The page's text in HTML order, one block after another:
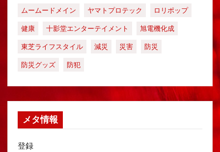
ムームードメイン
ヤマトプロテック
ロリポップ
健康
十影堂エンターテイメント
旭電機化成
東芝ライフスタイル
減災 災害
防災
防災グッズ
防犯
メタ情報
登録